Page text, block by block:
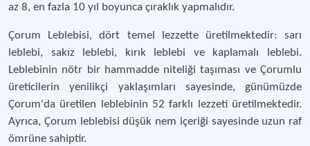
az 8, en fazla 10 yıl boyunca çıraklık yapmalıdır.
Çorum Leblebisi, dört temel lezzette üretilmektedir: sarı
leblebi, sakız leblebi, kırık leblebi ve kaplamalı leblebi.
Leblebinin nötr bir hammadde niteliği taşıması ve Çorumlu
üreticilerin yenilikçi yaklaşımları sayesinde, günümüzde
Çorum'da üretilen leblebinin 52 farklı lezzeti üretilmektedir.
Ayrıca, Çorum leblebisi düşük nem içeriği sayesinde uzun raf
ömrüne sahiptir.